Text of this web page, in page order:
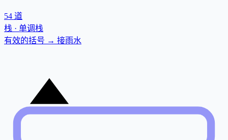
54 道
栈 · 单调栈
有效的括号 → 接雨水